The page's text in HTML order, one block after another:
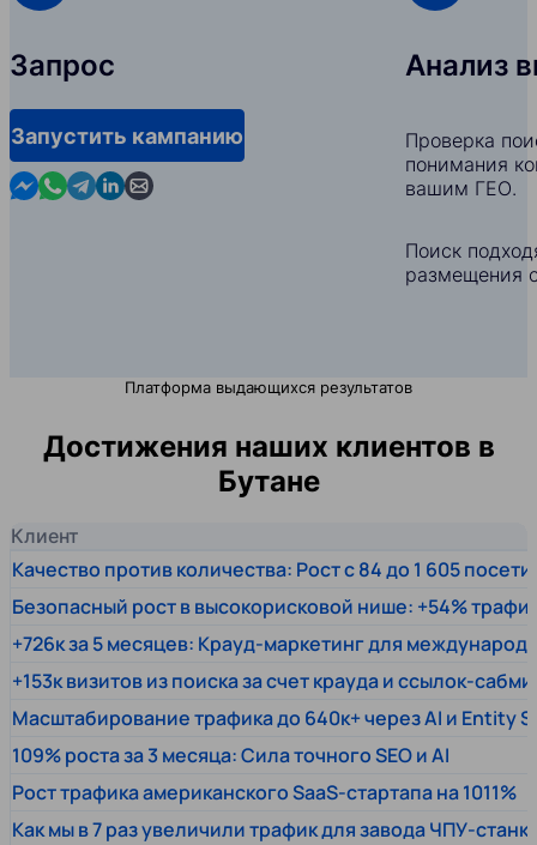
Запрос
Запустить кампанию
Contact us in Messenger
Contact us in WhatsApp
Contact us in Telegram
Contact us in Linkedin
Contact us by email
Анализ
Проверка
понимания
вашим ГЕО.
Поиск
размещения
Платформа выдающихся результатов
Достижения наших клиентов в
Бутане
Клиент
Качество против количества: Рост с 84 до 1 605
Безопасный рост в высокорисковой нише: +54%
+726к за 5 месяцев: Крауд-маркетинг для
+153к визитов из поиска за счет крауда и ссылок-
Масштабирование трафика до 640к+ через AI и Entity
109% роста за 3 месяца: Сила точного SEO и AI
Рост трафика американского SaaS-стартапа на 1011%
Как мы в 7 раз увеличили трафик для завода ЧПУ-